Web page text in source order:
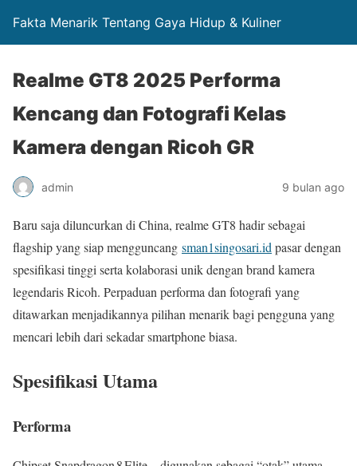
Fakta Menarik Tentang Gaya Hidup & Kuliner
Realme GT8 2025 Performa
Kencang dan Fotografi Kelas
Kamera dengan Ricoh GR
admin 9 bulan ago
Baru saja diluncurkan di China, realme GT8 hadir sebagai
flagship yang siap mengguncang sman1singosari.id pasar dengan
spesifikasi tinggi serta kolaborasi unik dengan brand kamera
legendaris Ricoh. Perpaduan performa dan fotografi yang
ditawarkan menjadikannya pilihan menarik bagi pengguna yang
mencari lebih dari sekadar smartphone biasa.
Spesifikasi Utama
Performa